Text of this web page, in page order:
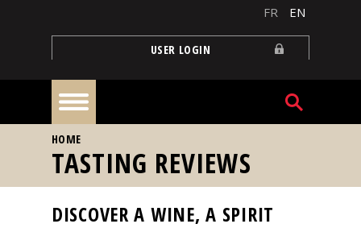
FR EN
USER LOGIN
Home
YOU ARE HERE
HOME
TASTING REVIEWS
DISCOVER A WINE, A SPIRIT